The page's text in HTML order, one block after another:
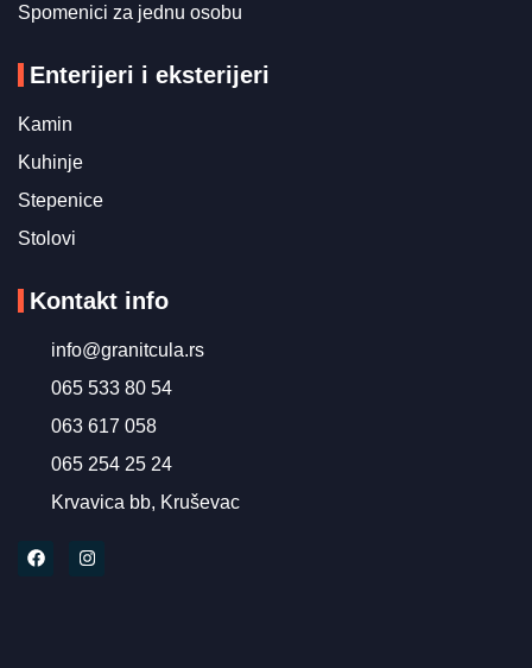
Spomenici za jednu osobu
Enterijeri i eksterijeri
Kamin
Kuhinje
Stepenice
Stolovi
Kontakt info
info@granitcula.rs
065 533 80 54
063 617 058
065 254 25 24
Krvavica bb, Kruševac